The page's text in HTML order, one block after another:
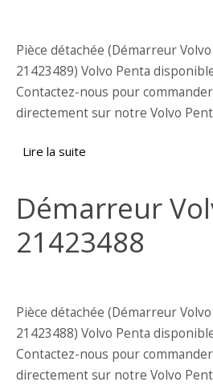
Pièce détachée (Démarreur
21423489) Volvo Penta
Contactez-nous pour
directement sur notre Volvo
Lire la suite
Démarreur
21423488
Pièce détachée (Démarreur
21423488) Volvo Penta
Contactez-nous pour
directement sur notre Volvo